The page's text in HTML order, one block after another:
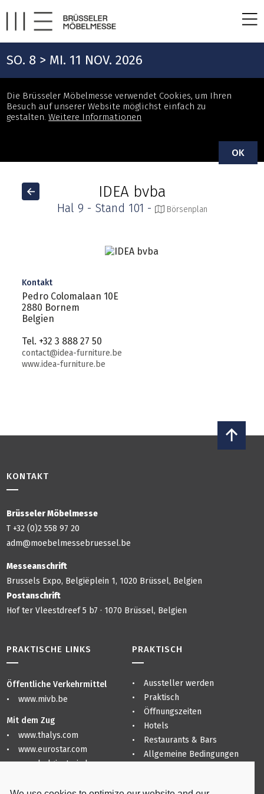
SO. 8 > MI. 11 NOV. 2026
Die Brüsseler Möbelmesse verwendet Cookies, um Ihren
Besuch auf unserer Website möglichst einfach zu
gestalten.Weitere Informationen
OK
IDEA bvba
Hal 9 - Stand 101 - Börsenplan
Kontakt
Pedro Colomalaan 10E
2880 Bornem
Belgien
Tel. +32 3 888 27 50
contact@idea-furniture.be
www.idea-furniture.be
KONTAKT
Brüsseler Möbelmesse
T +32 (0)2 558 97 20
adm@moebelmessebruessel.be
Messeanschrift
Brussels Expo, Belgiëplein 1, 1020 Brüssel, Belgien
Postanschrift
Hof ter Vleestdreef 5 b7 · 1070 Brüssel, Belgien
PRAKTISCHE LINKS
Öffentliche Verkehrmittel
www.mivb.be
Mit dem Zug
www.thalys.com
www.eurostar.com
www.belgiantrain.be
PRAKTISCH
Aussteller werden
Praktisch
Öffnungszeiten
Hotels
Restaurants & Bars
Allgemeine Bedingungen